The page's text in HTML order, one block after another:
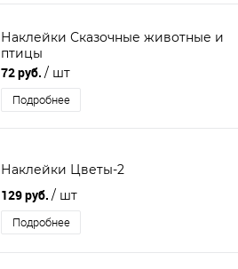
Наклейки Сказочные животные и
птицы
72 руб. / шт
Подробнее
Наклейки Цветы-2
129 руб. / шт
Подробнее